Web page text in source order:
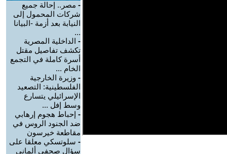
- مصر.. إحالة جميع
شركات المحمول إلى
النيابة بعد أزمة -البيانا
...
- الداخلية المصرية
تكشف تفاصيل مقتل
أسرة كاملة في التجمع
الخام ...
- وزيرة الخارجية
الفلسطينية: التصعيد
الإسرائيلي يتسارع
وسط إفل ...
- إحباط هجوم إرهابي
ضد الجنود الروس في
مقاطعة خيرسون
- سلوتسكي معلقا على
سؤال صحفي ألماني